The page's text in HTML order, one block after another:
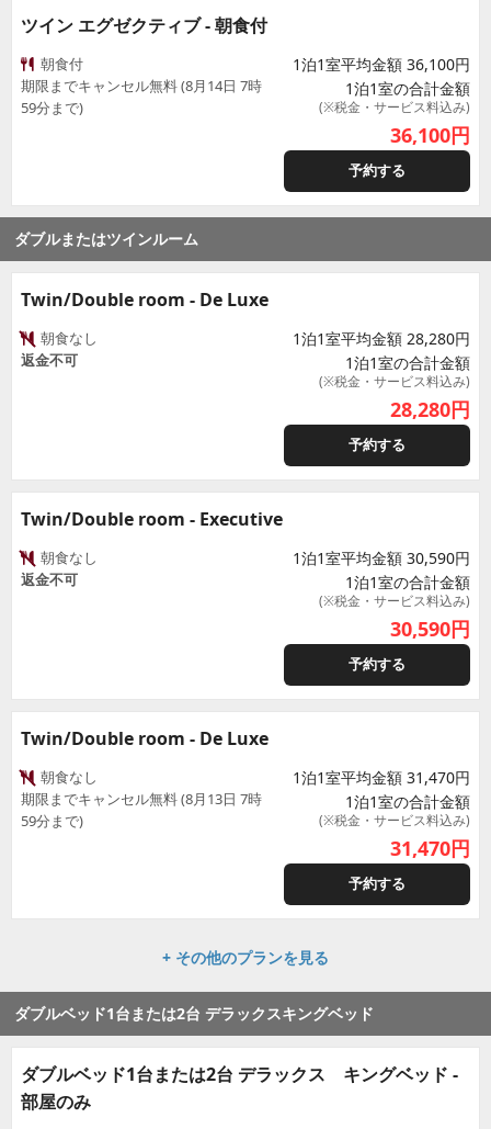
ツイン エグゼクティブ - 朝食付
朝食付
期限までキャンセル無料 (8月14日 7時
59分まで)
1泊1室平均金額 36,100円
1泊1室の合計金額
(※税金・サービス料込み)
36,100円
予約する
ダブルまたはツインルーム
Twin/Double room - De Luxe
朝食なし
返金不可
1泊1室平均金額 28,280円
1泊1室の合計金額
(※税金・サービス料込み)
28,280円
予約する
Twin/Double room - Executive
朝食なし
返金不可
1泊1室平均金額 30,590円
1泊1室の合計金額
(※税金・サービス料込み)
30,590円
予約する
Twin/Double room - De Luxe
朝食なし
期限までキャンセル無料 (8月13日 7時
59分まで)
1泊1室平均金額 31,470円
1泊1室の合計金額
(※税金・サービス料込み)
31,470円
予約する
+ その他のプランを見る
ダブルベッド1台または2台 デラックスキングベッド
ダブルベッド1台または2台 デラックス キングベッド -
部屋のみ